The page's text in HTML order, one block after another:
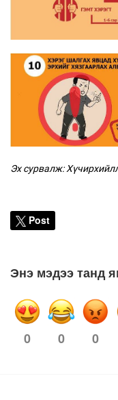
Эх сурвалж:
Post
Энэ мэдээ танд
0 0 0